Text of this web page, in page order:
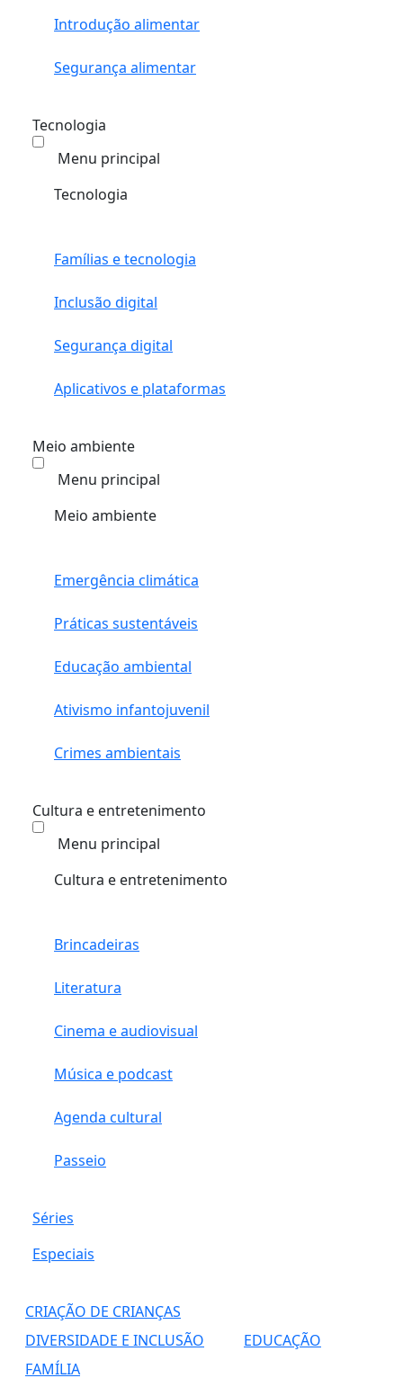
Introdução alimentar
Segurança alimentar
Tecnologia
Menu principal
Tecnologia
Famílias e tecnologia
Inclusão digital
Segurança digital
Aplicativos e plataformas
Meio ambiente
Menu principal
Meio ambiente
Emergência climática
Práticas sustentáveis
Educação ambiental
Ativismo infantojuvenil
Crimes ambientais
Cultura e entretenimento
Menu principal
Cultura e entretenimento
Brincadeiras
Literatura
Cinema e audiovisual
Música e podcast
Agenda cultural
Passeio
Séries
Especiais
CRIAÇÃO DE CRIANÇAS
DIVERSIDADE E INCLUSÃO
EDUCAÇÃO
FAMÍLIA